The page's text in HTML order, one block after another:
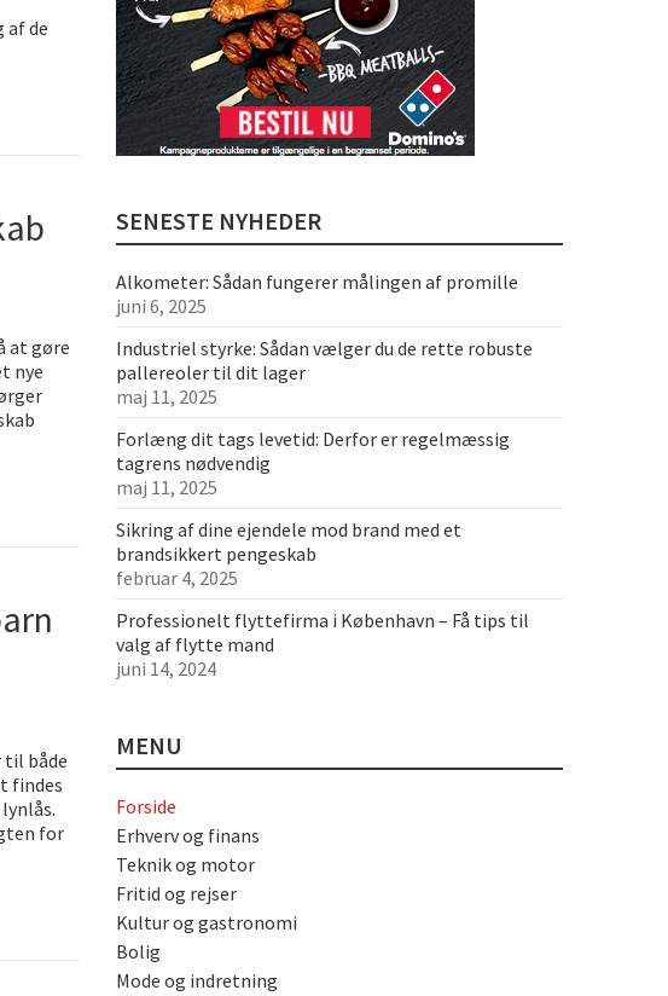
af de
at gøre
nye
til både
findes
for
SENESTE NYHEDER
Alkometer: Sådan fungerer målingen af promille
juni 6, 2025
Industriel styrke: Sådan vælger du de rette robuste
pallereoler til dit lager
maj 11, 2025
Forlæng dit tags levetid: Derfor er regelmæssig
tagrens nødvendig
maj 11, 2025
Sikring af dine ejendele mod brand med et
brandsikkert pengeskab
februar 4, 2025
Professionelt flyttefirma i København – Få tips til
valg af flytte mand
juni 14, 2024
MENU
Forside
Erhverv og finans
Teknik og motor
Fritid og rejser
Kultur og gastronomi
Bolig
Mode og indretning